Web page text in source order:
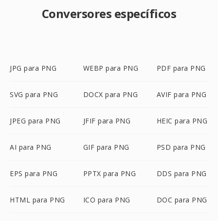
Conversores específicos
JPG para PNG WEBP para PNG PDF para PNG
SVG para PNG DOCX para PNG AVIF para PNG
JPEG para PNG JFIF para PNG HEIC para PNG
AI para PNG GIF para PNG PSD para PNG
EPS para PNG PPTX para PNG DDS para PNG
HTML para PNG ICO para PNG DOC para PNG